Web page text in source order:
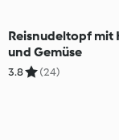
Reisnudeltopf mit
und Gemüse
3.8 (24)